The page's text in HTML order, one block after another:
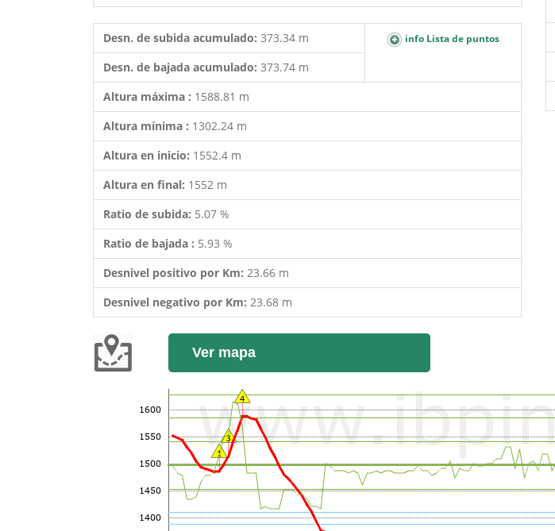
Desn. de subida acumulado: 373.34 m info Lista de puntos
Desn. de bajada acumulado: 373.74 m
Altura máxima : 1588.81 m
Altura mínima : 1302.24 m
Altura en inicio: 1552.4 m
Altura en final: 1552 m
Ratio de subida: 5.07 %
Ratio de bajada : 5.93 %
Desnivel positivo por Km: 23.66 m
Desnivel negativo por Km: 23.68 m
Ver mapa